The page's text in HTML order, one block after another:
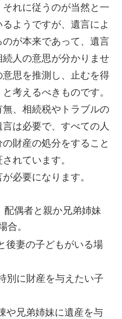
れに従うのが当然と一
ようですが、遺言によ
が本来であって、遺言
人の意思が分かりませ
思を推測し、止むを得
考えるべきものです。
、相続税やトラブルの
は必要で、すべての人
財産の処分をすること
れています。
必要になります。
配偶者と親か兄弟姉妹
合。
後妻の子どもがいる場
別に財産を与えたい子
や兄弟姉妹に遺産を与